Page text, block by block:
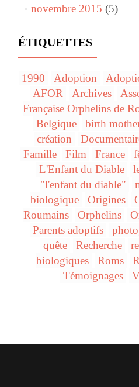
novembre 2015 (5)
ÉTIQUETTES
1990 Adoption
AFOR
Archives
Française Orphelins de
Belgique
birth
création
Famille
Film France
L'Enfant du Diable
"l'enfant du diable"
biologique
Origines
Roumains
Orphelins
Parents adoptifs
quête
Recherche
biologiques
Roms
Témoignages